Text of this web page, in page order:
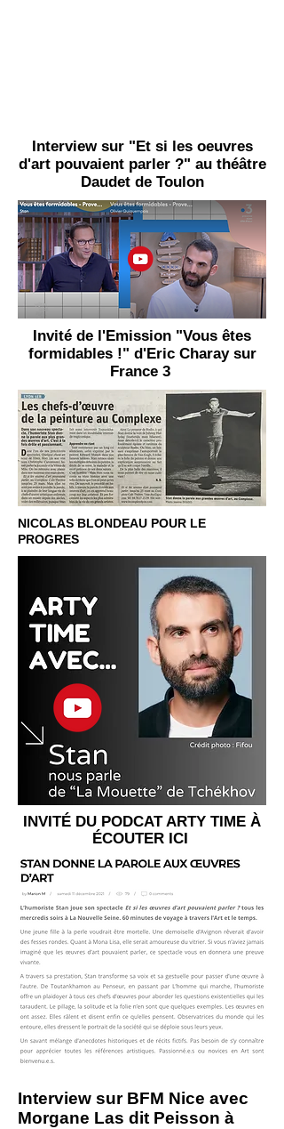
Interview sur "Et si les oeuvres
d'art pouvaient parler ?" au théâtre
Daudet de Toulon
Invité de l'Emission "Vous êtes
formidables !" d'Eric Charay sur
France 3
NICOLAS BLONDEAU POUR LE
PROGRES
INVITÉ DU PODCAT ARTY TIME À
ÉCOUTER ICI
Interview sur BFM Nice avec
Morgane Las dit Peisson à